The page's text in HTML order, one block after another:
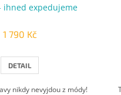
ihned expedujeme
1 790 Kč
DETAIL
nikdy nevyjdou z módy!